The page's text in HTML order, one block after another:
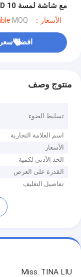
مع شاشة لمسة HD 10 بوصة AC220V/50HZ
الأسعار：negotiable MOQ：حاسب شخصي 1
افضل سعر
منتوج وصف
تسليط الضوء
اسم العلامة التجارية
الأسعار
الحد الأدنى لكمية
القدرة على العرض
تفاصيل التغليف
Miss. TINA LIU